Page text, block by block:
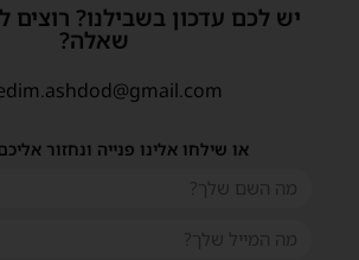
יש לכם עדכון בשבילנו? רוצים
שאלה?
או שילחו אלינו פנייה ונחזור